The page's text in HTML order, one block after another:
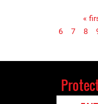
«
6
7 8